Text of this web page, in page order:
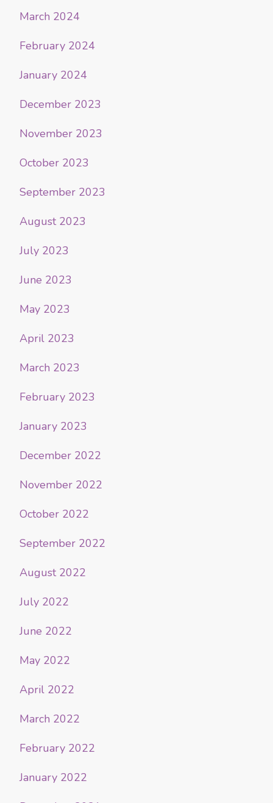
March 2024
February 2024
January 2024
December 2023
November 2023
October 2023
September 2023
August 2023
July 2023
June 2023
May 2023
April 2023
March 2023
February 2023
January 2023
December 2022
November 2022
October 2022
September 2022
August 2022
July 2022
June 2022
May 2022
April 2022
March 2022
February 2022
January 2022